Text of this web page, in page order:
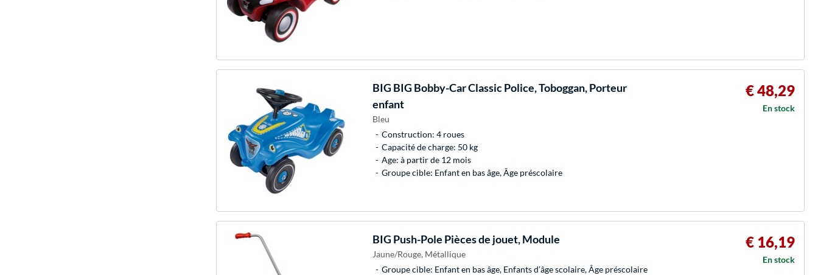
BIG BIG Bobby-Car Classic Police, Toboggan, Porteur
enfant
Bleu
Construction: 4 roues
Capacité de charge: 50 kg
Age: à partir de 12 mois
Groupe cible: Enfant en bas âge, Âge préscolaire
€ 48,29
En stock
BIG Push-Pole Pièces de jouet, Module
Jaune/Rouge, Métallique
Groupe cible: Enfant en bas âge, Enfants d’âge scolaire, Âge préscolaire
€ 16,19
En stock